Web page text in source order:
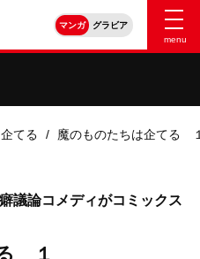
マンガ
グラビア
menu
てる 魔のものたちは企てる
議論コメディがコミックス
１